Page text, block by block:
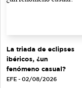
La triada de eclipses
ibéricos, ¿un
fenómeno casual?
EFE - 02/08/2026